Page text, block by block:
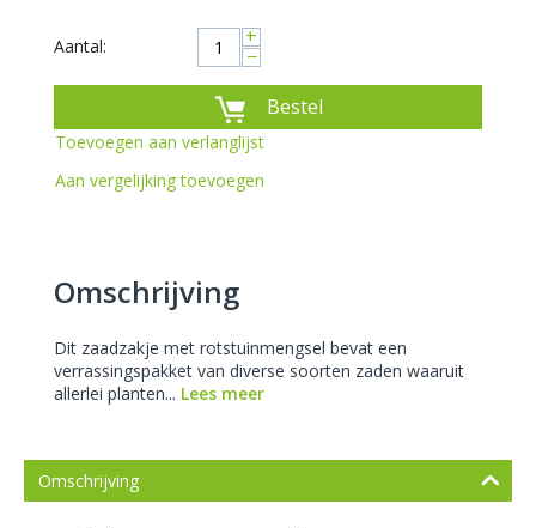
Aantal: +
−
Bestel
Toevoegen aan verlanglijst
Aan vergelijking toevoegen
Omschrijving
Dit zaadzakje met rotstuinmengsel bevat een
verrassingspakket van diverse soorten zaden waaruit
allerlei planten... Lees meer
Omschrijving